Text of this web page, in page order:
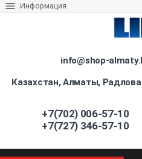
Информация
+7(702) 006-57-10
+7(727) 346-57-10
info@shop-
Казахстан, Алматы,